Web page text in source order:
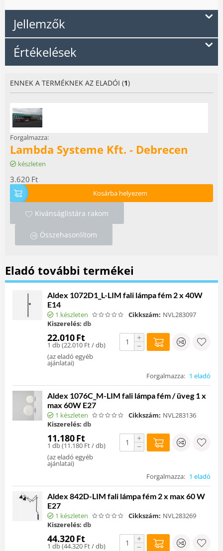
Jellemzők
Értékelések
ENNEK A TERMÉKNEK AZ ELADÓI (1)
Forgalmazza:
Lambda Systeme Kft. - Debrecen
készleten
3.620 Ft
Kosárba helyezem
Kivánságlistára rakom
Összehasonlítom
Eladó további termékei
Aldex 1072D1_L-LIM fali lámpa fém 2 x 40W
E14
1 készleten Cikkszám: NVL283097
Kiszerelés: db
22.010Ft
1 db (22.010 Ft/ db)
(az eladó egyéb
ajánlatai)
+
−
Forgalmazza: 1 eladó
Aldex 1076C_M-LIM fali lámpa fém / üveg 1 x
max 60W E27
1 készleten Cikkszám: NVL283136
Kiszerelés: db
11.180Ft
1 db (11.180 Ft/ db)
(az eladó egyéb
ajánlatai)
+
−
Forgalmazza: 1 eladó
Aldex 842D-LIM fali lámpa fém 2 x max 60 W
E27
1 készleten Cikkszám: NVL283269
Kiszerelés: db
44.320Ft
1 db (44.320 Ft/ db)
+
−